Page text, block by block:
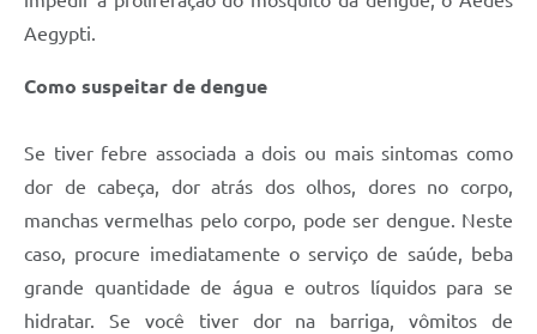
Aegypti.
Como suspeitar de dengue
Se tiver febre associada a dois ou mais sintomas como
dor de cabeça, dor atrás dos olhos, dores no corpo,
manchas vermelhas pelo corpo, pode ser dengue. Neste
caso, procure imediatamente o serviço de saúde, beba
grande quantidade de água e outros líquidos para se
hidratar. Se você tiver dor na barriga, vômitos de